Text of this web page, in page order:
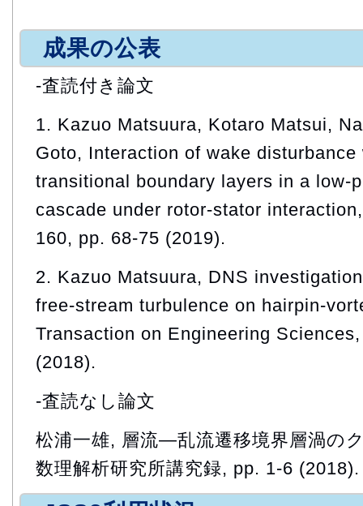
成果の公表
-査読付き論文
1. Kazuo Matsuura, Kotaro Matsui,
Goto, Interaction of wake
transitional boundary layers in a low-
cascade under rotor-stator
160, pp. 68-75 (2019).
2. Kazuo Matsuura, DNS
free-stream turbulence on hairpin-
Transaction on Engineering
(2018).
-査読なし論文
松浦一雄, 層流―乱流遷移境界層渦の
数理解析研究所講究録, pp. 1-6 (2018).